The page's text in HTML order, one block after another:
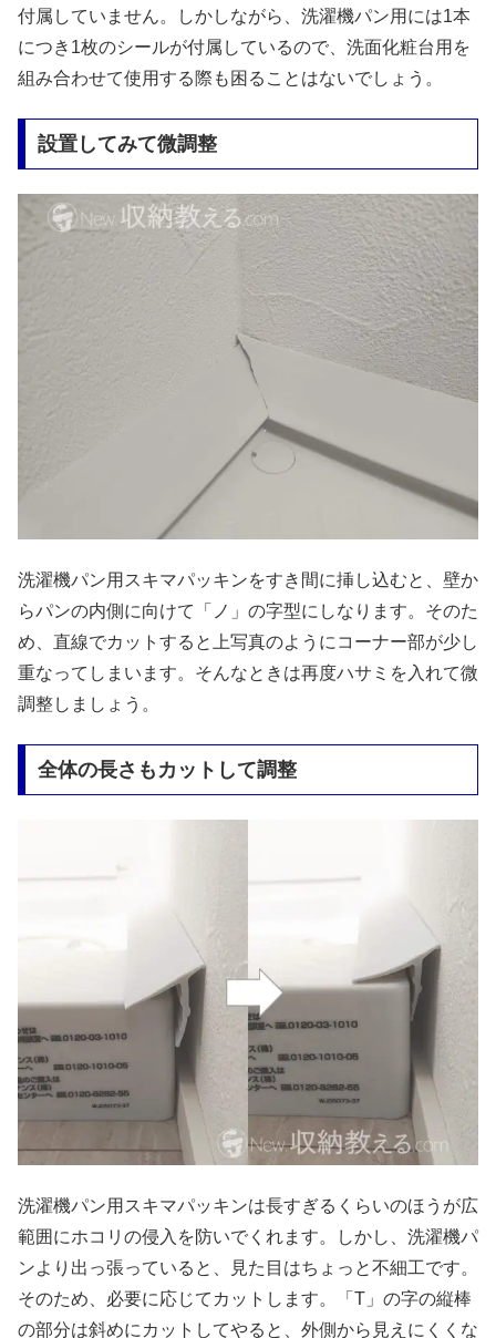
付属していません。しかしながら、洗濯機パン用には1本
につき1枚のシールが付属しているので、洗面化粧台用を
組み合わせて使用する際も困ることはないでしょう。
設置してみて微調整
洗濯機パン用スキマパッキンをすき間に挿し込むと、壁か
らパンの内側に向けて「ノ」の字型にしなります。そのた
め、直線でカットすると上写真のようにコーナー部が少し
重なってしまいます。そんなときは再度ハサミを入れて微
調整しましょう。
全体の長さもカットして調整
洗濯機パン用スキマパッキンは長すぎるくらいのほうが広
範囲にホコリの侵入を防いでくれます。しかし、洗濯機パ
ンより出っ張っていると、見た目はちょっと不細工です。
そのため、必要に応じてカットします。「T」の字の縦棒
の部分は斜めにカットしてやると、外側から見えにくくな